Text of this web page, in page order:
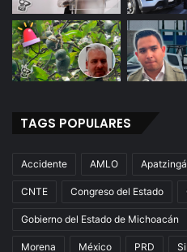
TAGS POPULARES
Accidente AMLO
CNTE Congreso del Estado
Gobierno del Estado de Michoacán
Morena México PRD